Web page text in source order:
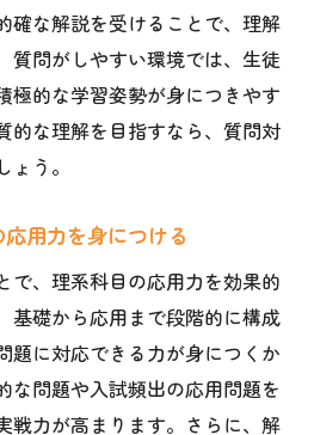
確な解説を受けることで、理解
質問がしやすい環境では、生徒
極的な学習姿勢が身につきやす
的な理解を目指すなら、質問対
う。
用力を身につける
で、理系科目の応用力を効果的
基礎から応用まで段階的に構成
題に対応できる力が身につくか
な問題や入試頻出の応用問題を
戦力が高まります。さらに、解